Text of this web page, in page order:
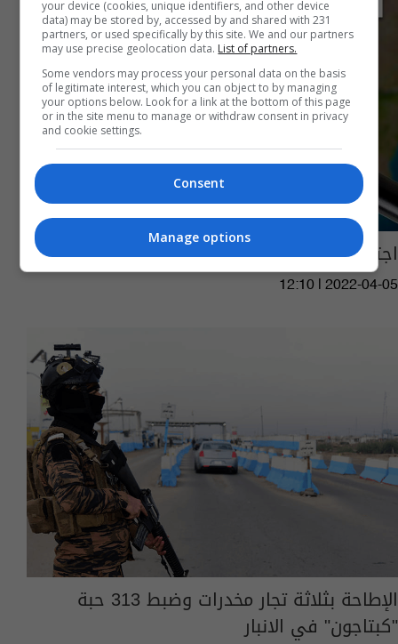
اجتماع هام لشرطة الانبار يخرج بـ 11 توصية
12:10 | 2022-04-05
الإطاحة بثلاثة تجار مخدرات وضبط 313 حبة
"كبتاجون" في الانبار
your device (cookies, unique identifiers, and other device
data) may be stored by, accessed by and shared with 231
partners, or used specifically by this site. We and our partners
may use precise geolocation data. List of partners.
Some vendors may process your personal data on the basis
of legitimate interest, which you can object to by managing
your options below. Look for a link at the bottom of this page
or in the site menu to manage or withdraw consent in privacy
and cookie settings.
Consent
Manage options